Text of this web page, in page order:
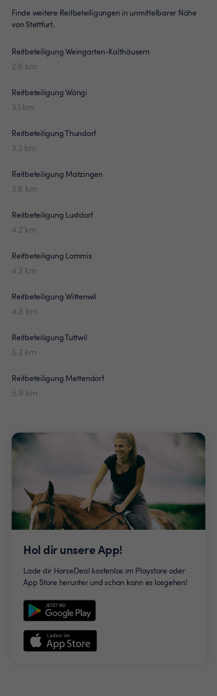
Finde weitere Reitbeteiligungen in unmittelbarer Nähe
von Stettfurt.
ReitbeteiligungWeingarten-Kalthäusern
2.6 km
ReitbeteiligungWängi
3.1 km
ReitbeteiligungThundorf
3.3 km
Reitbeteiligung Matzingen
3.6 km
Reitbeteiligung Lustdorf
4.2 km
Reitbeteiligung Lommis
4.2 km
ReitbeteiligungWittenwil
4.8 km
ReitbeteiligungTuttwil
5.2 km
Reitbeteiligung Mettendorf
5.9 km
Hol dir unsere App!
Lade dir HorseDeal kostenlos im Playstore oder
App Store herunter und schon kann es losgehen!